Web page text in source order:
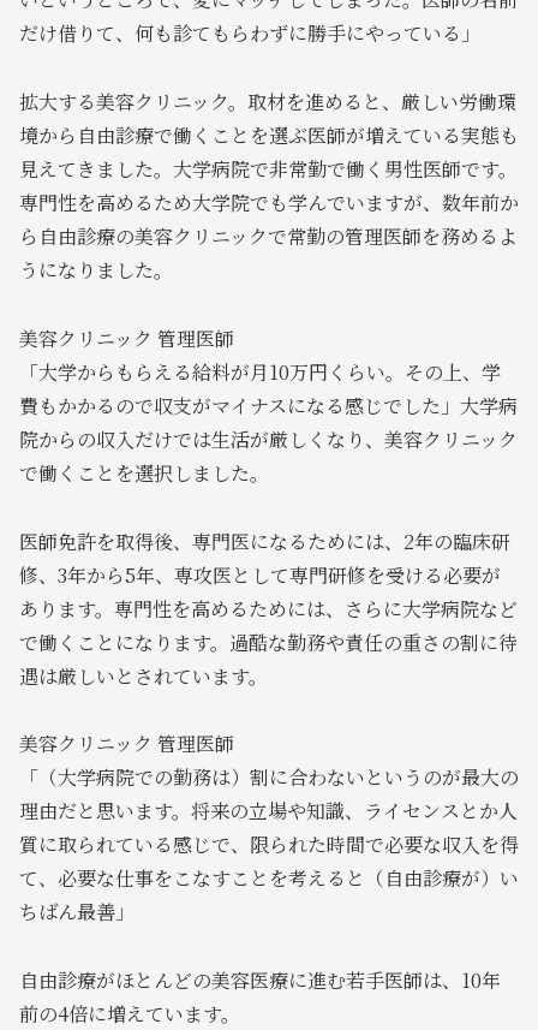
だけ借りて、何も診てもらわずに勝手にやっている」
拡大する美容クリニック。取材を進めると、厳しい労働環
境から自由診療で働くことを選ぶ医師が増えている実態も
見えてきました。大学病院で非常勤で働く男性医師です。
専門性を高めるため大学院でも学んでいますが、数年前か
ら自由診療の美容クリニックで常勤の管理医師を務めるよ
うになりました。
美容クリニック 管理医師
「大学からもらえる給料が月10万円くらい。その上、学
費もかかるので収支がマイナスになる感じでした」大学病
院からの収入だけでは生活が厳しくなり、美容クリニック
で働くことを選択しました。
医師免許を取得後、専門医になるためには、2年の臨床研
修、3年から5年、専攻医として専門研修を受ける必要が
あります。専門性を高めるためには、さらに大学病院など
で働くことになります。過酷な勤務や責任の重さの割に待
遇は厳しいとされています。
美容クリニック 管理医師
「（大学病院での勤務は）割に合わないというのが最大の
理由だと思います。将来の立場や知識、ライセンスとか人
質に取られている感じで、限られた時間で必要な収入を得
て、必要な仕事をこなすことを考えると（自由診療が）い
ちばん最善」
自由診療がほとんどの美容医療に進む若手医師は、10年
前の4倍に増えています。